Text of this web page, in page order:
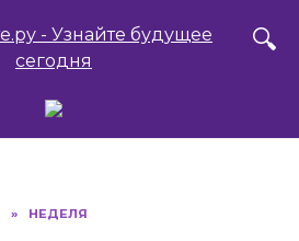
» НЕДЕЛЯ